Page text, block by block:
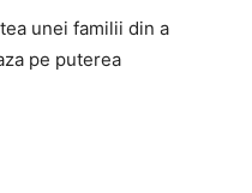
unei familii din a
pe puterea